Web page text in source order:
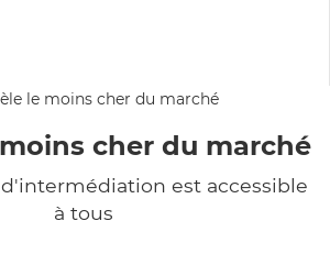
cher du marché
est accessible
à tous